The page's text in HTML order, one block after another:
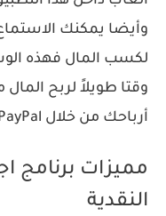
وأيضا يمكنك
لكسب المال فهذه
وقتا طويلاً لربح
أرباحك من خلال PayPal او امازون او Google Play.
‏مميزات برنامج
النقدية